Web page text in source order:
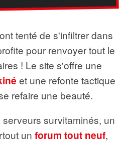
tenté de s'infiltrer dans
pour renvoyer tout le
! Le site s'offre une
et une refonte tactique
refaire une beauté.
survitaminés, un
un forum tout neuf,